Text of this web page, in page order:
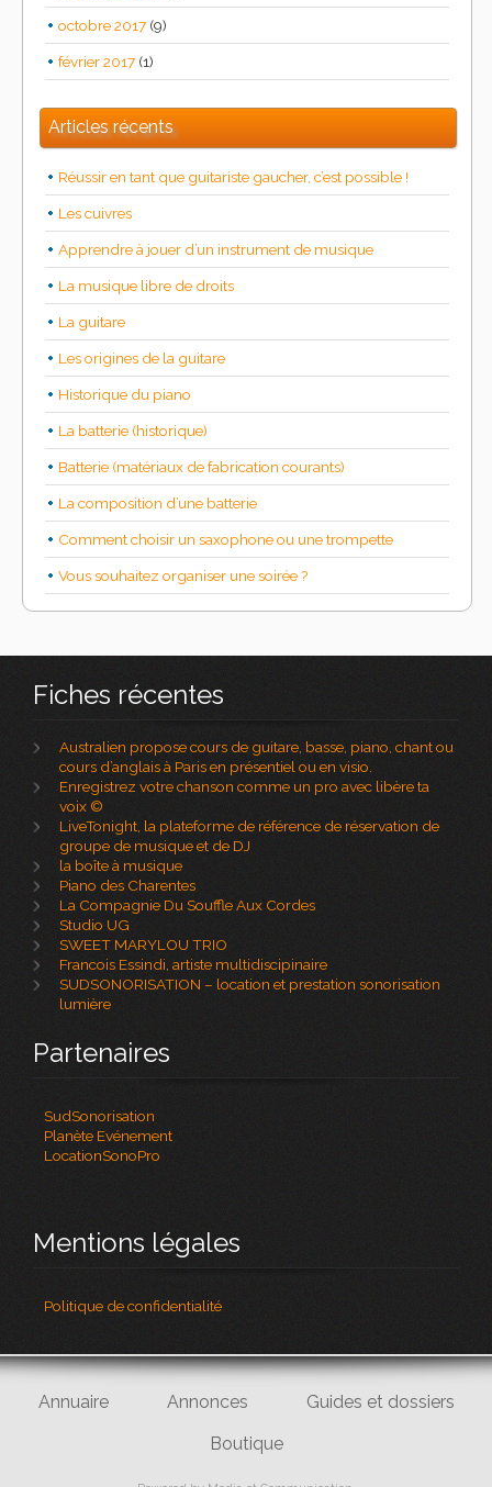
octobre 2017 (9)
février 2017 (1)
Articles récents
Réussir en tant que guitariste gaucher, c’est possible !
Les cuivres
Apprendre à jouer d’un instrument de musique
La musique libre de droits
La guitare
Les origines de la guitare
Historique du piano
La batterie (historique)
Batterie (matériaux de fabrication courants)
La composition d’une batterie
Comment choisir un saxophone ou une trompette
Vous souhaitez organiser une soirée ?
Fiches récentes
Australien propose cours de guitare, basse, piano, chant ou
cours d’anglais à Paris en présentiel ou en visio.
Enregistrez votre chanson comme un pro avec libère ta
voix ©
LiveTonight, la plateforme de référence de réservation de
groupe de musique et de DJ
la boîte à musique
Piano des Charentes
La Compagnie Du Souffle Aux Cordes
Studio UG
SWEET MARYLOU TRIO
Francois Essindi, artiste multidiscipinaire
SUDSONORISATION – location et prestation sonorisation
lumière
Partenaires
SudSonorisation
Planète Evénement
LocationSonoPro
Mentions légales
Politique de confidentialité
Annuaire Annonces
Guides et dossiers
Boutique